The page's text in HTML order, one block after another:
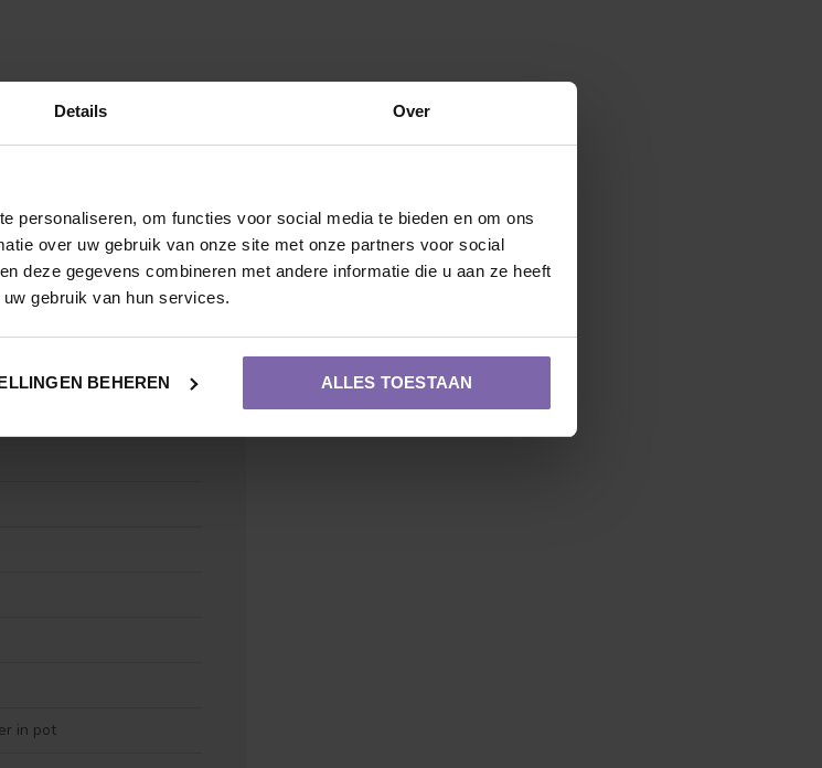
Details Over
personaliseren, om functies voor social media te bieden en om ons
over uw gebruik van onze site met onze partners voor social
deze gegevens combineren met andere informatie die u aan ze heeft
gebruik van hun services.
BEHEREN ALLES TOESTAAN
prachtige bloeier!
in pot
Bolvorm Verspreide vorm